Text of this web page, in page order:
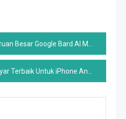
Bard AI Menambahkan Bahasa Baru, Respons Terdengar, dan Permintaan Gambar
Terbaik Untuk iPhone Anda